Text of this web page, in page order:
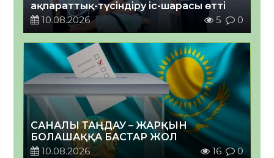
ақпараттық-түсіндіру іс-шарасы өтті
10.08.2026
5 0
САНАЛЫ ТАҢДАУ – ЖАРҚЫН
БОЛАШАҚҚА БАСТАР ЖОЛ
10.08.2026
16 0